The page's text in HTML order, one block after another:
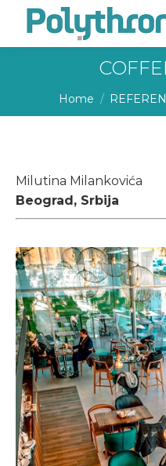
You are here:
Home
Milutina Milankovića
Beograd, Srbija